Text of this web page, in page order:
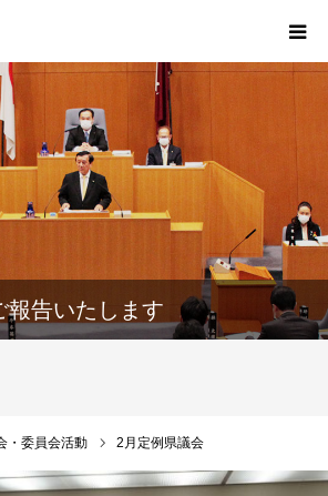
報告いたします
・委員会活動 2月定例県議会